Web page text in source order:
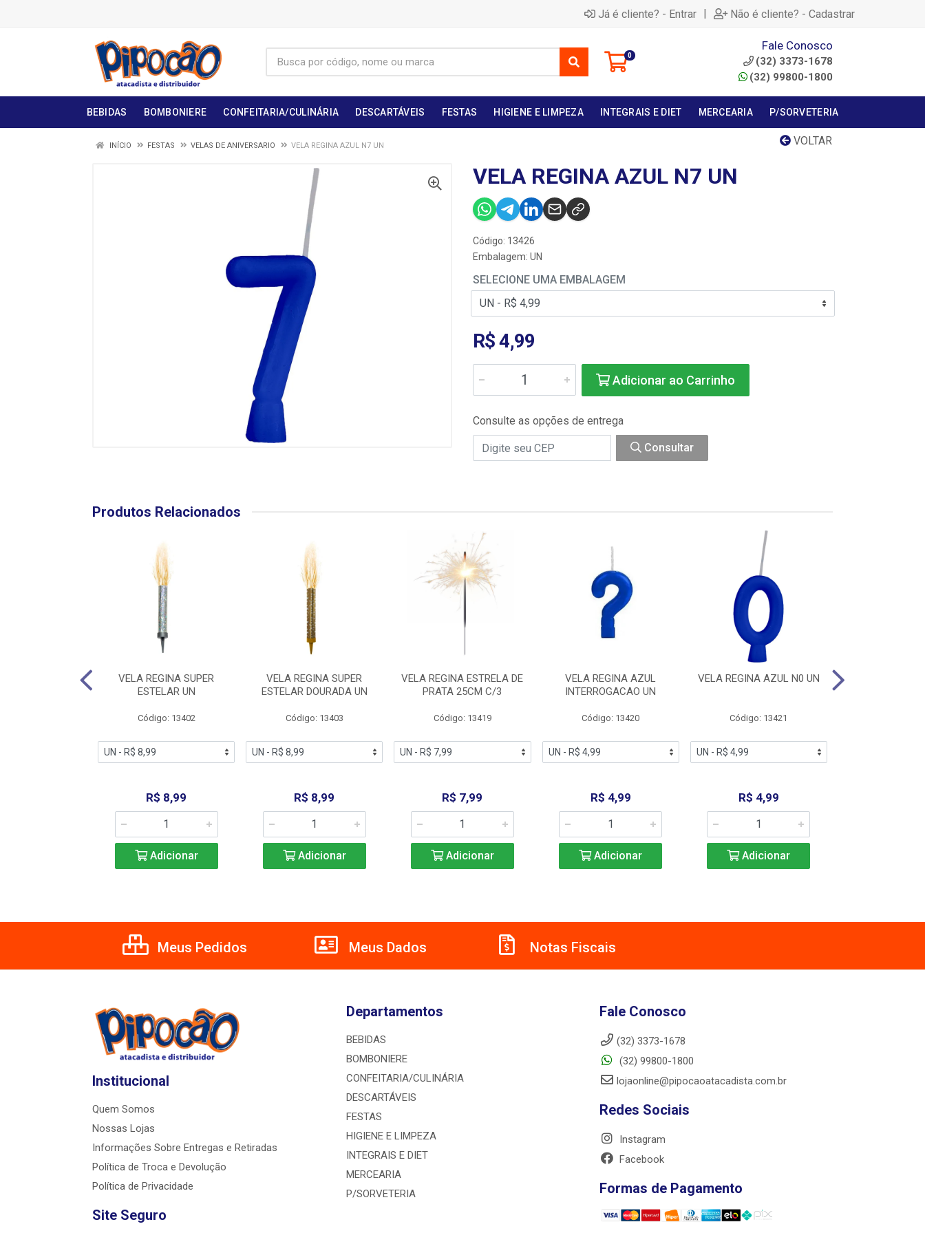
Já é cliente? - Entrar | Não é cliente? - Cadastrar
0
Fale Conosco
(32) 3373-1678
(32) 99800-1800
BEBIDAS BOMBONIERE CONFEITARIA/CULINÁRIA DESCARTÁVEIS FESTAS HIGIENE E LIMPEZA INTEGRAIS E DIET MERCEARIA P/SORVETERIA
VOLTAR
INÍCIO FESTAS VELAS DE ANIVERSARIO VELA REGINA AZUL N7 UN
VELA REGINA AZUL N7 UN
Código: 13426
Embalagem: UN
SELECIONE UMA EMBALAGEM
R$ 4,99
Adicionar ao Carrinho
Consulte as opções de entrega
Consultar
Produtos Relacionados
VELA REGINA SUPER
ESTELAR UN
Código: 13402
R$ 8,99
Adicionar
VELA REGINA SUPER
ESTELAR DOURADA UN
Código: 13403
R$ 8,99
Adicionar
VELA REGINA ESTRELA DE
PRATA 25CM C/3
Código: 13419
R$ 7,99
Adicionar
VELA REGINA AZUL
INTERROGACAO UN
Código: 13420
R$ 4,99
Adicionar
VELA REGINA AZUL N0 UN
Código: 13421
R$ 4,99
Adicionar
Meus Pedidos Meus Dados Notas Fiscais
Institucional
Quem Somos
Nossas Lojas
Informações Sobre Entregas e Retiradas
Política de Troca e Devolução
Política de Privacidade
Site Seguro
Departamentos
BEBIDAS
BOMBONIERE
CONFEITARIA/CULINÁRIA
DESCARTÁVEIS
FESTAS
HIGIENE E LIMPEZA
INTEGRAIS E DIET
MERCEARIA
P/SORVETERIA
Fale Conosco
(32) 3373-1678
(32) 99800-1800
lojaonline@pipocaoatacadista.com.br
Redes Sociais
Instagram
Facebook
Formas de Pagamento